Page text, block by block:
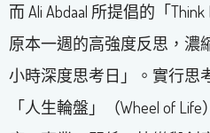
而 Ali Abdaal 所提倡的「
原本一週的高強度反思，濃
小時深度思考日」。實行思
「人生輪盤」（Wheel of